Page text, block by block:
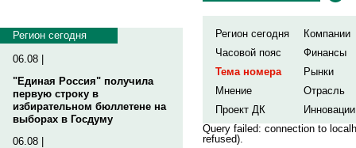
Регион сегодня
06.08 |
"Единая Россия" получила
первую строку в
избирательном бюллетене на
выборах в Госдуму
06.08 |
Регион сегодня
Компании
Часовой пояс
Финансы
Тема номера
Рынки
Мнение
Отрасль
Проект ДК
Инновации
Query failed: connection to
refused).